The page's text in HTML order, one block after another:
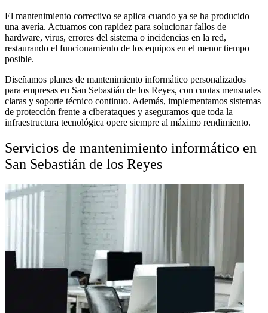
El mantenimiento correctivo se aplica cuando ya se ha producido
una avería. Actuamos con rapidez para solucionar fallos de
hardware, virus, errores del sistema o incidencias en la red,
restaurando el funcionamiento de los equipos en el menor tiempo
posible.
Diseñamos planes de mantenimiento informático personalizados
para empresas en San Sebastián de los Reyes, con cuotas mensuales
claras y soporte técnico continuo. Además, implementamos sistemas
de protección frente a ciberataques y aseguramos que toda la
infraestructura tecnológica opere siempre al máximo rendimiento.
Servicios de mantenimiento informático en
San Sebastián de los Reyes